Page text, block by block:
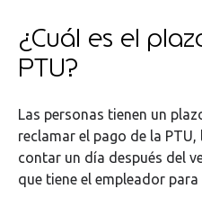
¿Cuál es el
PTU?
Las personas tienen un
reclamar el pago de la
contar un día después del
que tiene el empleador para